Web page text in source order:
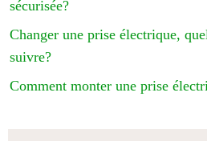
sécurisée?
Changer une prise électrique,
suivre?
Comment monter une prise